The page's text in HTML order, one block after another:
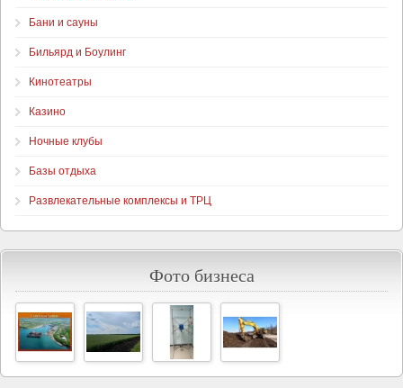
Бани и сауны
Бильярд и Боулинг
Кинотеатры
Казино
Ночные клубы
Базы отдыха
Развлекательные комплексы и ТРЦ
Фото бизнеса